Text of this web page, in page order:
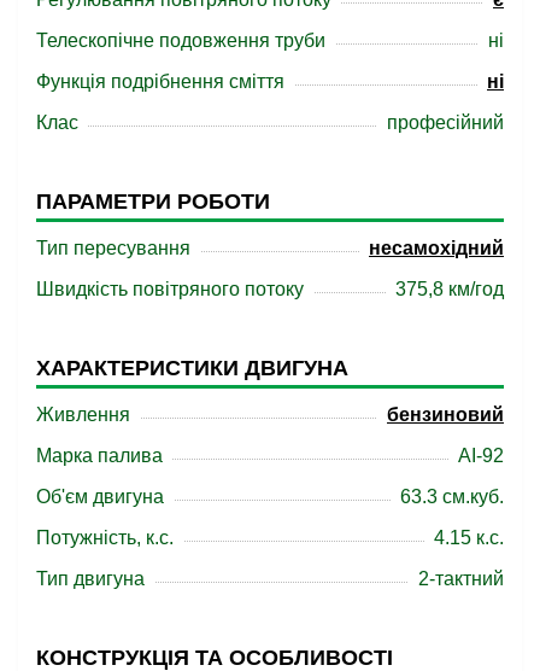
Телескопічне подовження труби
ні
Функція подрібнення сміття
ні
Клас
професійний
ПАРАМЕТРИ РОБОТИ
Тип пересування
несамохідний
Швидкість повітряного потоку
375,8 км/год
ХАРАКТЕРИСТИКИ ДВИГУНА
Живлення
бензиновий
Марка палива
АІ-92
Об'єм двигуна
63.3 см.куб.
Потужність, к.с.
4.15 к.с.
Тип двигуна
2-тактний
КОНСТРУКЦІЯ ТА ОСОБЛИВОСТІ